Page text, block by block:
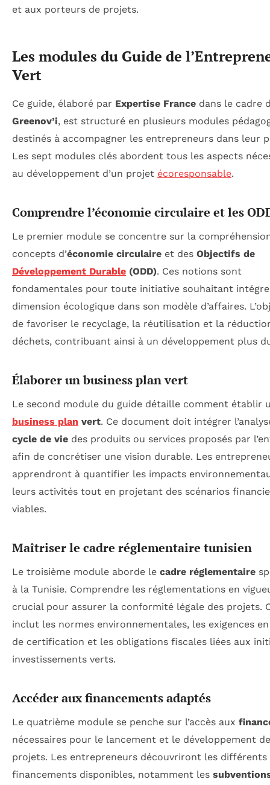
et aux porteurs de projets.
Les modules du Guide de
Vert
Ce guide, élaboré par Expertise France dans le cadre
Greenov’i, est structuré en plusieurs modules
destinés à accompagner les entrepreneurs dans leur
Les sept modules clés abordent tous les aspects
au développement d’un projet écoresponsable.
Comprendre l’économie circulaire et les
Le premier module se concentre sur la
concepts d’économie circulaire et des Objectifs de
Développement Durable (ODD). Ces notions sont
fondamentales pour toute initiative souhaitant
dimension écologique dans son modèle d’affaires.
de favoriser le recyclage, la réutilisation et la
déchets, contribuant ainsi à un développement plus
Élaborer un business plan vert
Le second module du guide détaille comment établir
business plan vert. Ce document doit intégrer
cycle de vie des produits ou services proposés par
afin de concrétiser une vision durable. Les
apprendront à quantifier les impacts
leurs activités tout en projetant des scénarios
viables.
Maîtriser le cadre réglementaire tunisien
Le troisième module aborde le cadre réglementaire
à la Tunisie. Comprendre les réglementations en
crucial pour assurer la conformité légale des projets.
inclut les normes environnementales, les exigences
de certification et les obligations fiscales liées aux
investissements verts.
Accéder aux financements adaptés
Le quatrième module se penche sur l’accès aux
nécessaires pour le lancement et le développement
projets. Les entrepreneurs découvriront les différents
financements disponibles, notamment les